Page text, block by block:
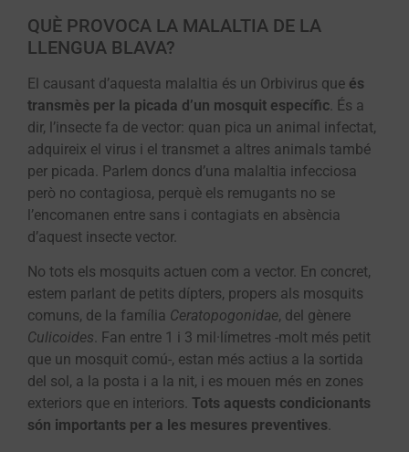
QUÈ PROVOCA LA MALALTIA DE LA
LLENGUA BLAVA?
El causant d’aquesta malaltia és un Orbivirus que és
transmès per la picada d’un mosquit específic . És a
dir, l’insecte fa de vector: quan pica un animal infectat,
adquireix el virus i el transmet a altres animals també
per picada. Parlem doncs d’una malaltia infecciosa
però no contagiosa, perquè els remugants no se
l’encomanen entre sans i contagiats en absència
d’aquest insecte vector.
No tots els mosquits actuen com a vector. En concret,
estem parlant de petits dípters, propers als mosquits
comuns, de la família Ceratopogonidae, del gènere
Culicoides. Fan entre 1 i 3 mil·límetres -molt més petit
que un mosquit comú-, estan més actius a la sortida
del sol, a la posta i a la nit, i es mouen més en zones
exteriors que en interiors. Tots aquests condicionants
són importants per a les mesures preventives.